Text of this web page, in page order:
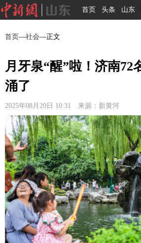
首页 头条 山东
首页—社会—正文
月牙泉“醒”啦！济南72
涌了
2025年08月20日 10:31 来源：新黄河